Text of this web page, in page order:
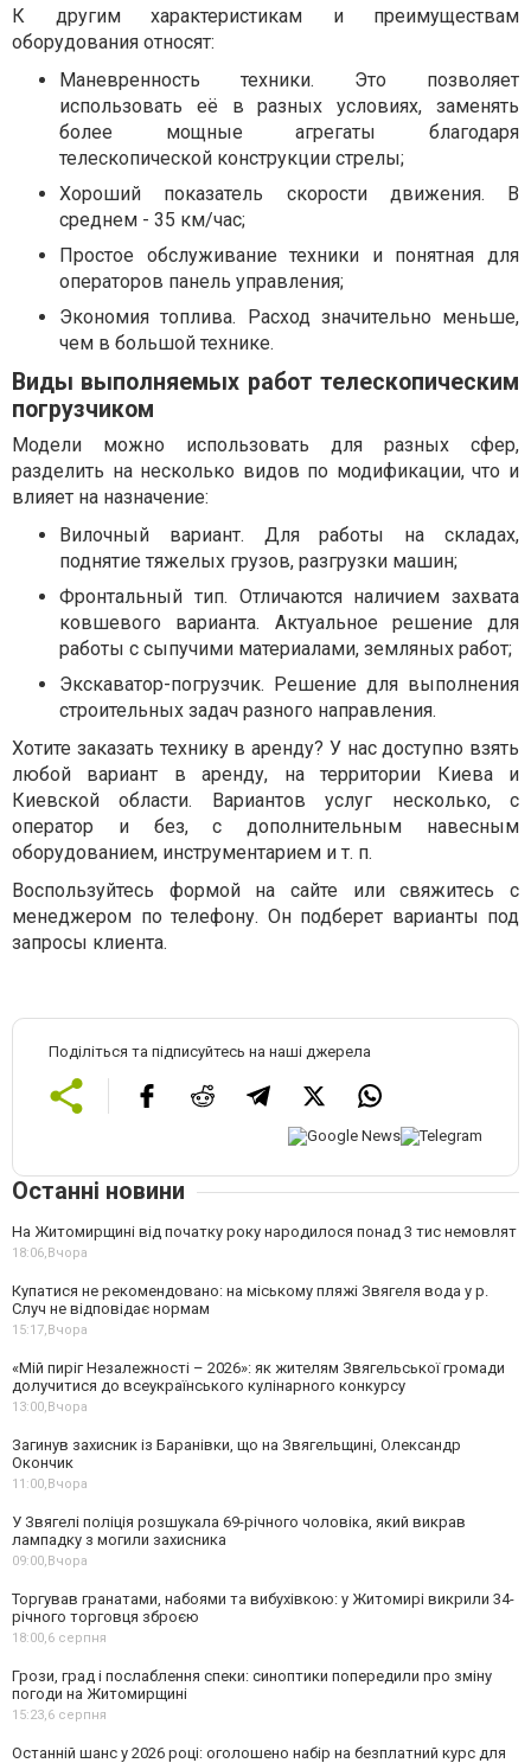
К другим характеристикам и преимуществам
оборудования относят:
Маневренность техники. Это позволяет
использовать её в разных условиях, заменять
более мощные агрегаты благодаря
телескопической конструкции стрелы;
Хороший показатель скорости движения. В
среднем - 35 км/час;
Простое обслуживание техники и понятная для
операторов панель управления;
Экономия топлива. Расход значительно меньше,
чем в большой технике.
Виды выполняемых работ телескопическим
погрузчиком
Модели можно использовать для разных сфер,
разделить на несколько видов по модификации, что и
влияет на назначение:
Вилочный вариант. Для работы на складах,
поднятие тяжелых грузов, разгрузки машин;
Фронтальный тип. Отличаются наличием захвата
ковшевого варианта. Актуальное решение для
работы с сыпучими материалами, земляных работ;
Экскаватор-погрузчик. Решение для выполнения
строительных задач разного направления.
Хотите заказать технику в аренду? У нас доступно взять
любой вариант в аренду, на территории Киева и
Киевской области. Вариантов услуг несколько, с
оператор и без, с дополнительным навесным
оборудованием, инструментарием и т. п.
Воспользуйтесь формой на сайте или свяжитесь с
менеджером по телефону. Он подберет варианты под
запросы клиента.
Поділіться та підписуйтесь на наші джерела
Останні новини
На Житомирщині від початку року народилося понад 3 тис немовлят
18:06, Вчора
Купатися не рекомендовано: на міському пляжі Звягеля вода у р.
Случ не відповідає нормам
15:17, Вчора
«Мій пиріг Незалежності – 2026»: як жителям Звягельської громади
долучитися до всеукраїнського кулінарного конкурсу
13:00, Вчора
Загинув захисник із Баранівки, що на Звягельщині, Олександр
Окончик
11:00, Вчора
У Звягелі поліція розшукала 69-річного чоловіка, який викрав
лампадку з могили захисника
09:00, Вчора
Торгував гранатами, набоями та вибухівкою: у Житомирі викрили 34-
річного торговця зброєю
18:00, 6 серпня
Грози, град і послаблення спеки: синоптики попередили про зміну
погоди на Житомирщині
15:23, 6 серпня
Останній шанс у 2026 році: оголошено набір на безплатний курс для